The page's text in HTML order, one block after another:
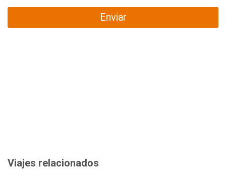
Enviar
Viajes relacionados